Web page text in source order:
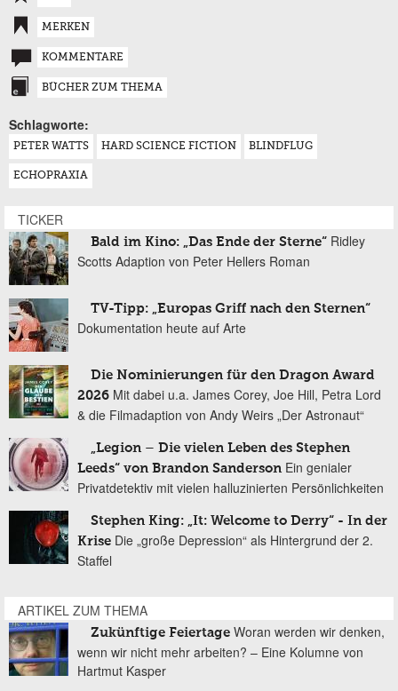
MERKEN
KOMMENTARE
BÜCHER ZUM THEMA
Schlagworte:
PETER WATTS HARD SCIENCE FICTION BLINDFLUG
ECHOPRAXIA
TICKER
Bald im Kino: „Das Ende der Sterne“ Ridley
Scotts Adaption von Peter Hellers Roman
TV-Tipp: „Europas Griff nach den Sternen“
Dokumentation heute auf Arte
Die Nominierungen für den Dragon Award
2026 Mit dabei u.a. James Corey, Joe Hill, Petra Lord
& die Filmadaption von Andy Weirs „Der Astronaut“
„Legion – Die vielen Leben des Stephen
Leeds“ von Brandon Sanderson Ein genialer
Privatdetektiv mit vielen halluzinierten Persönlichkeiten
Stephen King: „It: Welcome to Derry“ - In der
Krise Die „große Depression“ als Hintergrund der 2.
Staffel
ARTIKEL ZUM THEMA
Zukünftige Feiertage Woran werden wir denken,
wenn wir nicht mehr arbeiten? – Eine Kolumne von
Hartmut Kasper